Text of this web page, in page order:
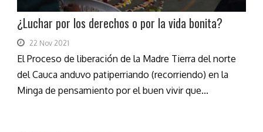
¿Luchar por los derechos o por la vida bonita?
22 Nov 2021
El Proceso de liberación de la Madre Tierra del norte
del Cauca anduvo patiperriando (recorriendo) en la
Minga de pensamiento por el buen vivir que...